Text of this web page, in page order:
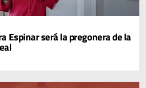
Espinar será la pregonera de la